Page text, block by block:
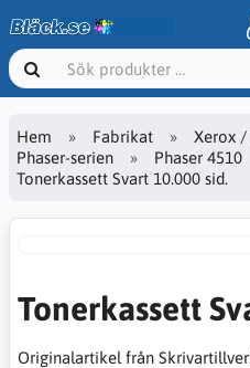
Hem Fabrikat
Xerox /
Phaser-serien
Phaser 4510
Tonerkassett Svart 10.000 sid.
Tonerkassett
Originalartikel från